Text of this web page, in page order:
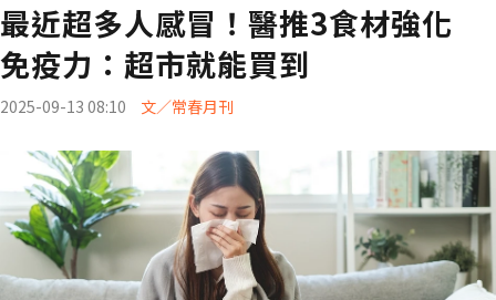
最近超多人感冒！醫推3食材強化
免疫力：超市就能買到
2025-09-13 08:10 文／常春月刊